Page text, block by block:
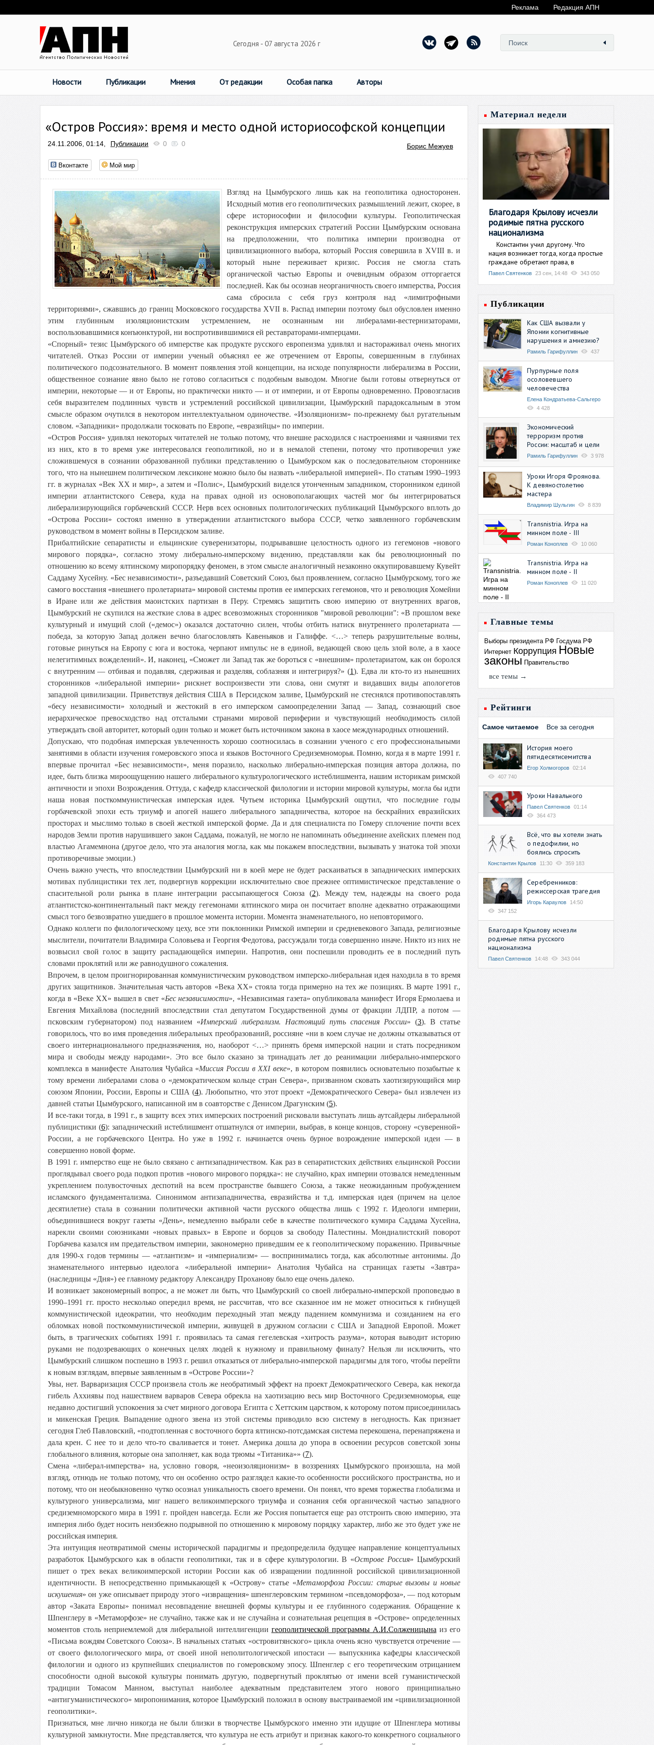
Реклама Редакция АПН
Сегодня - 07 августа 2026 г
Новости Публикации Мнения От редакции Особая папка Авторы
«Остров Россия»: время и место одной историософской концепции
24.11.2006, 01:14, Публикации 0 0 Борис Межуев
Вконтакте Мой мир
Взгляд на Цымбурского лишь как на геополитика односторонен.
Исходный мотив его геополитических размышлений лежит, скорее, в
сфере историософии и философии культуры. Геополитическая
реконструкция имперских стратегий России Цымбурским основана
на предположении, что политика империи производна от
цивилизационного выбора, который Россия совершила в XVIII в. и
который ныне переживает кризис. Россия не смогла стать
органической частью Европы и очевидным образом отторгается
последней. Как бы осознав неорганичность своего имперства, Россия
сама сбросила с себя груз контроля над «лимитрофными
территориями», сжавшись до границ Московского государства XVII в. Распад империи поэтому был обусловлен именно
этим глубинным изоляционистским устремлением, не осознанным ни либералами-вестернизаторами,
воспользовавшимися конъюнктурой, ни воспротивившимися ей реставраторами-имперцами.
«Спорный» тезис Цымбурского об имперстве как продукте русского европеизма удивлял и настораживал очень многих
читателей. Отказ России от империи ученый объяснял ее же отречением от Европы, совершенным в глубинах
политического подсознательного. В момент появления этой концепции, на исходе популярности либерализма в России,
общественное сознание явно было не готово согласиться с подобным выводом. Многие были готовы отвернуться от
империи, некоторые — и от Европы, но практически никто — и от империи, и от Европы одновременно. Провозгласив
себя выразителем подлинных чувств и устремлений российской цивилизации, Цымбурский парадоксальным в этом
смысле образом очутился в некотором интеллектуальном одиночестве. «Изоляционизм» по-прежнему был ругательным
словом. «Западники» продолжали тосковать по Европе, «евразийцы» по империи.
«Остров Россия» удивлял некоторых читателей не только потому, что внешне расходился с настроениями и чаяниями тех
из них, кто в то время уже интересовался геополитикой, но и в немалой степени, потому что противоречил уже
сложившемуся в сознании образованной публики представлению о Цымбурском как о последовательном стороннике
того, что на нынешнем политическом лексиконе можно было бы назвать «либеральной империей». По статьям 1990–1993
гг. в журналах «Век XX и мир», а затем и «Полис», Цымбурский виделся утонченным западником, сторонником единой
империи атлантистского Севера, куда на правах одной из основополагающих частей мог бы интегрироваться
либерализирующийся горбачевский СССР. Нерв всех основных политологических публикаций Цымбурского вплоть до
«Острова России» состоял именно в утверждении атлантистского выбора СССР, четко заявленного горбачевским
руководством в момент войны в Персидском заливе.
Прибалтийские сепаратисты и ельцинские суверенизаторы, подрывавшие целостность одного из гегемонов «нового
мирового порядка», согласно этому либерально-имперскому видению, представляли как бы революционный по
отношению ко всему ялтинскому миропорядку феномен, в этом смысле аналогичный незаконно оккупировавшему Кувейт
Саддаму Хусейну. «Бес независимости», разъедавший Советский Союз, был проявлением, согласно Цымбурскому, того же
самого восстания «внешнего пролетариата» мировой системы против ее имперских гегемонов, что и революция Хомейни
в Иране или же действия маоистских партизан в Перу. Стремясь защитить свою империю от внутренних врагов,
Цымбурский не скупился на жесткие слова в адрес всевозможных сторонников "мировой революции": «В прошлом веке
культурный и имущий слой («демос») оказался достаточно силен, чтобы отбить натиск внутреннего пролетариата —
победа, за которую Запад должен вечно благословлять Кавеньяков и Галиффе. <…> теперь разрушительные волны,
готовые ринуться на Европу с юга и востока, черпают импульс не в единой, ведающей свою цель злой воле, а в хаосе
нелегитимных вожделений». И, наконец, «Сможет ли Запад так же бороться с «внешним» пролетариатом, как он боролся
с внутренним — отбивая и подавляя, сдерживая и разделяя, соблазняя и интегрируя?» (1). Едва ли кто-то из нынешних
сторонников «либеральной империи» рискнет воспроизвести эти слова, они смутят и видавших виды апологетов
западной цивилизации. Приветствуя действия США в Персидском заливе, Цымбурский не стеснялся противопоставлять
«бесу независимости» холодный и жестокий в его имперском самоопределении Запад — Запад, сознающий свое
иерархическое превосходство над отсталыми странами мировой периферии и чувствующий необходимость силой
утверждать свой авторитет, который один только и может быть источником закона в хаосе международных отношений.
Допускаю, что подобная имперская увлеченность хорошо соотносилась в сознании ученого с его профессиональными
занятиями в области изучения гомеровского эпоса и языков Восточного Средиземноморья. Помню, когда я в марте 1991 г.
впервые прочитал «Бес независимости», меня поразило, насколько либерально-имперская позиция автора должна, по
идее, быть близка мироощущению нашего либерального культурологического истеблишмента, нашим историкам римской
античности и эпохи Возрождения. Оттуда, с кафедр классической филологии и истории мировой культуры, могла бы идти
наша новая посткоммунистическая имперская идея. Чутьем историка Цымбурский ощутил, что последние годы
горбачевской эпохи есть триумф и апогей нашего либерального западничества, которое на бескрайних евразийских
просторах и мыслимо только в своей жесткой имперской форме. Да и для специалиста по Гомеру сплочение почти всех
народов Земли против нарушившего закон Саддама, пожалуй, не могло не напоминать объединение ахейских племен под
властью Агамемнона (другое дело, что эта аналогия могла, как мы покажем впоследствии, вызывать у знатока той эпохи
противоречивые эмоции.)
Очень важно учесть, что впоследствии Цымбурский ни в коей мере не будет раскаиваться в западнических имперских
мотивах публицистики тех лет, подвергнув коррекции исключительно свое прежнее оптимистическое представление о
спасительной роли рынка в плане интеграции рассыпающегося Союза (2). Между тем, надежды на своего рода
атлантистско-континентальный пакт между гегемонами ялтинского мира он посчитает вполне адекватно отражающими
смысл того безвозвратно ушедшего в прошлое момента истории. Момента знаменательного, но неповторимого.
Однако коллеги по филологическому цеху, все эти поклонники Римской империи и средневекового Запада, религиозные
мыслители, почитатели Владимира Соловьева и Георгия Федотова, рассуждали тогда совершенно иначе. Никто из них не
возвысил свой голос в защиту распадающейся империи. Напротив, они поспешили проводить ее в последний путь
словами проклятий или же равнодушного сожаления.
Впрочем, в целом проигнорированная коммунистическим руководством имперско-либеральная идея находила в то время
других защитников. Значительная часть авторов «Века XX» стояла тогда примерно на тех же позициях. В марте 1991 г.,
когда в «Веке XX» вышел в свет «Бес независимости», «Независимая газета» опубликовала манифест Игоря Ермолаева и
Евгения Михайлова (последний впоследствии стал депутатом Государственной думы от фракции ЛДПР, а потом —
псковским губернатором) под названием «Имперский либерализм. Настоящий путь спасения России» (3). В статье
говорилось, что во имя проведения либеральных преобразований, россияне «ни в коем случае не должны отказываться от
своего интернационального предназначения, но, наоборот <…> принять бремя имперской нации и стать посредником
мира и свободы между народами». Это все было сказано за тринадцать лет до реанимации либерально-имперского
комплекса в манифесте Анатолия Чубайса «Миссия России в XXI веке», в котором появились основательно позабытые к
тому времени либералами слова о «демократическом кольце стран Севера», призванном сковать хаотизирующийся мир
союзом Японии, России, Европы и США (4). Любопытно, что этот проект «Демократического Севера» был извлечен из
давней статьи Цымбурского, написанной им в соавторстве с Денисом Драгунским (5).
И все-таки тогда, в 1991 г., в защиту всех этих имперских построений рисковали выступать лишь аутсайдеры либеральной
публицистики (6): западнический истеблишмент отшатнулся от империи, выбрав, в конце концов, сторону «суверенной»
России, а не горбачевского Центра. Но уже в 1992 г. начинается очень бурное возрождение имперской идеи — в
совершенно новой форме.
В 1991 г. имперство еще не было связано с антизападничеством. Как раз в сепаратистских действиях ельцинской России
проглядывал своего рода подкоп против «нового мирового порядка»: не случайно, крах империи отозвался немедленным
укреплением полувосточных деспотий на всем пространстве бывшего Союза, а также неожиданным пробуждением
исламского фундаментализма. Синонимом антизападничества, евразийства и т.д. имперская идея (причем на целое
десятилетие) стала в сознании политически активной части русского общества лишь с 1992 г. Идеологи империи,
объединившиеся вокруг газеты «День», немедленно выбрали себе в качестве политического кумира Саддама Хусейна,
нарекли своими союзниками «новых правых» в Европе и борцов за свободу Палестины. Мондиалистский поворот
Горбачева казался им предательством империи, закономерно приведшим ее к геополитическому поражению. Привычные
для 1990-х годов термины — «атлантизм» и «империализм» — воспринимались тогда, как абсолютные антонимы. До
знаменательного интервью идеолога «либеральной империи» Анатолия Чубайса на страницах газеты «Завтра»
(наследницы «Дня») ее главному редактору Александру Проханову было еще очень далеко.
И возникает закономерный вопрос, а не может ли быть, что Цымбурский со своей либерально-имперской проповедью в
1990–1991 гг. просто несколько опередил время, не рассчитав, что все сказанное им не может относиться к гибнущей
коммунистической идеократии, что необходим переходный этап между падением коммунизма и созиданием на его
обломках новой посткоммунистической империи, живущей в дружном согласии с США и Западной Европой. Может
быть, в трагических событиях 1991 г. проявилась та самая гегелевская «хитрость разума», которая выводит историю
руками не подозревающих о конечных целях людей к нужному и правильному финалу? Нельзя ли исключить, что
Цымбурский слишком поспешно в 1993 г. решил отказаться от либерально-имперской парадигмы для того, чтобы перейти
к новым взглядам, впервые заявленным в «Острове России»?
Увы, нет. Варваризация СССР произвела столь же необратимый эффект на проект Демократического Севера, как некогда
гибель Аххиявы под нашествием варваров Севера обрекла на хаотизацию весь мир Восточного Средиземноморья, еще
недавно достигший успокоения за счет мирного договора Египта с Хеттским царством, к которому потом присоединилась
и микенская Греция. Выпадение одного звена из этой системы приводило всю систему в негодность. Как признает
сегодня Глеб Павловский, «подтопленная с восточного борта ялтинско-потсдамская система перекошена, перенапряжена и
дала крен. С нее то и дело что-то сваливается и тонет. Америка дошла до упора в освоении ресурсов советской зоны
глобального влияния, которые она заполняет, как вода трюмы «Титаника»» (7).
Смена «либерал-имперства» на, условно говоря, «неоизоляционизм» в воззрениях Цымбурского произошла, на мой
взгляд, отнюдь не только потому, что он особенно остро разглядел какие-то особенности российского пространства, но и
потому, что он необыкновенно чутко осознал уникальность своего времени. Он понял, что время торжества глобализма и
культурного универсализма, миг нашего великоимперского триумфа и сознания себя органической частью западного
средиземноморского мира в 1991 г. пройден навсегда. Если же Россия попытается еще раз отстроить свою империю, эта
империя либо будет носить неизбежно подрывной по отношению к мировому порядку характер, либо же это будет уже не
российская империя.
Эта интуиция неотвратимой смены исторической парадигмы и предопределила будущее направление концептуальных
разработок Цымбурского как в области геополитики, так и в сфере культурологии. В «Острове Россия» Цымбурский
пишет о трех веках великоимперской истории России как об извращении подлинной российской цивилизационной
идентичности. В непосредственно примыкающей к «Острову» статье «Метаморфоза России: старые вызовы и новые
искушения» он уже описывает природу этого «извращения» шпенглеровским термином «псевдоморфоза», — под которым
автор «Заката Европы» понимал несовпадение внешней формы культуры и ее глубинного содержания. Обращение к
Шпенглеру в «Метаморфозе» не случайно, также как и не случайна и сознательная рецепция в «Острове» определенных
моментов столь неприемлемой для либеральной интеллигенции геополитической программы А.И.Солженицына из его
«Письма вождям Советского Союза». В начальных статьях «островитянского» цикла очень ясно чувствуется отречение —
от своего филологического мира, от своей иной неполитологической ипостаси — выпускника кафедры классической
филологии и одного из крупнейших специалистов по гомеровскому эпосу. Шпенглер с его теоретическим отрицанием
способности одной высокой культуры понимать другую, подвергнутый проклятью от имени всей гуманистической
традиции Томасом Манном, выступал наиболее адекватным представителем этого нового принципиально
«антигуманистического» миропонимания, которое Цымбурский положил в основу выстраиваемой им «цивилизационной
геополитики».
Признаться, мне лично никогда не были близки в творчестве Цымбурского именно эти идущие от Шпенглера мотивы
культурной замкнутости. Мне представляется, что культура не есть атрибут и признак какого-то конкретного социального
Материал недели
Благодаря Крылову исчезли
родимые пятна русского
национализма
Константин учил другому. Что
нация возникает тогда, когда простые
граждане обретают права, в
Павел Святенков 23 сен, 14:48 343 050
Публикации
Как США вызвали у
Японии когнитивные
нарушения и амнезию?
Рамиль Гарифуллин 437
Пурпурные поля
осоловевшего
человечества
Елена Кондратьева-Сальгеро
4 428
Экономический
терроризм против
России: масштаб и цели
Рамиль Гарифуллин 3 978
Уроки Игоря Фроянова.
К девяностолетию
мастера
Владимир Шульгин 8 839
Transnistria. Игра на
минном поле - III
Роман Коноплев 10 060
Transnistria. Игра на
минном поле - II
Роман Коноплев 11 020
Главные темы
Выборы президента РФ Госдума РФ
Интернет Коррупция Новые
законы Правительство
все темы →
Рейтинги
Самое читаемое Все за сегодня
История моего
пятидесятисемитства
Егор Холмогоров 02:14
407 740
Уроки Навального
Павел Святенков 01:14
364 473
Всё, что вы хотели знать
о педофилии, но
боялись спросить
Константин Крылов 11:30 359 183
Серебренников:
режиссерская трагедия
Игорь Караулов
14:50
347 152
Благодаря Крылову исчезли
родимые пятна русского
национализма
Павел Святенков 14:48 343 044